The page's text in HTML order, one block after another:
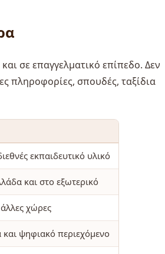
σε επαγγελματικό επίπεδο. Δεν
πληροφορίες, σπουδές, ταξίδια
εκπαιδευτικό υλικό
και στο εξωτερικό
χώρες
ψηφιακό περιεχόμενο